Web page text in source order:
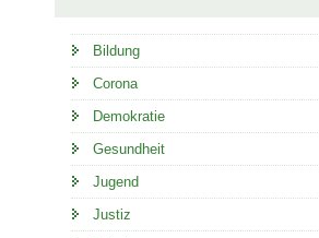
Bildung
Corona
Demokratie
Gesundheit
Jugend
Justiz